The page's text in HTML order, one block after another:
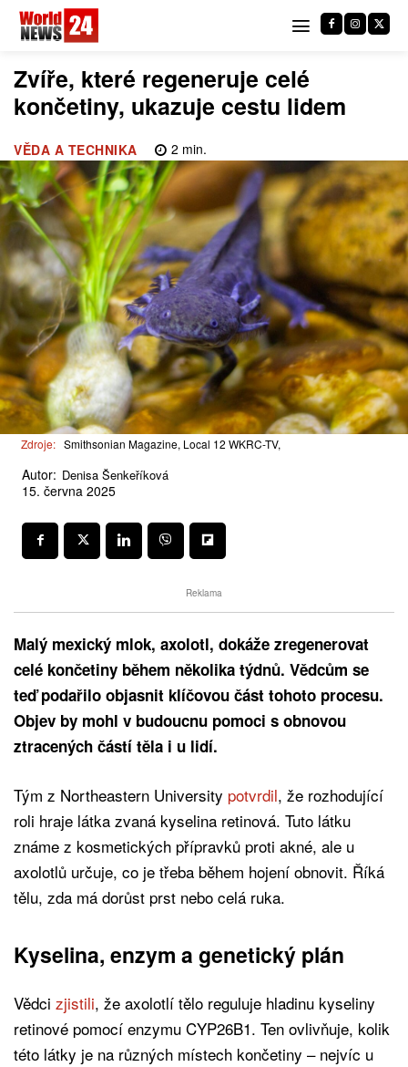
Zvíře, které regeneruje celé
končetiny, ukazuje cestu lidem
VĚDA A TECHNIKA 2 min.
Zdroje: Smithsonian Magazine, Local 12 WKRC-TV,
Autor: Denisa Šenkeříková
15. června 2025
Reklama
Malý mexický mlok, axolotl, dokáže zregenerovat
celé končetiny během několika týdnů. Vědcům se
teď podařilo objasnit klíčovou část tohoto procesu.
Objev by mohl v budoucnu pomoci s obnovou
ztracených částí těla i u lidí.
Tým z Northeastern University potvrdil, že rozhodující
roli hraje látka zvaná kyselina retinová. Tuto látku
známe z kosmetických přípravků proti akné, ale u
axolotlů určuje, co je třeba během hojení obnovit. Říká
tělu, zda má dorůst prst nebo celá ruka.
Kyselina, enzym a genetický plán
Vědci zjistili, že axolotlí tělo reguluje hladinu kyseliny
retinové pomocí enzymu CYP26B1. Ten ovlivňuje, kolik
této látky je na různých místech končetiny – nejvíc u